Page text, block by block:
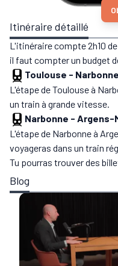
Itinéraire détaillé
L'itinéraire compte 2h10
il faut compter un budget
Toulouse - Narbonne
L'étape de Toulouse à
un train à grande vitesse.
Narbonne - Argens-
L'étape de Narbonne à
voyageras dans un train
Tu pourras trouver des
Blog